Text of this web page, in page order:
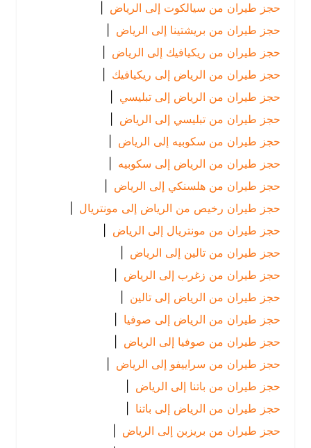
حجز طيران من سيالكوت إلى الرياض
|
حجز طيران من بريشتينا إلى الرياض
|
حجز طيران من ريكيافيك إلى الرياض
|
حجز طيران من الرياض إلى ريكيافيك |
حجز طيران من الرياض إلى تبليسي |
حجز طيران من تبليسي إلى الرياض
|
حجز طيران من سكوبيه إلى الرياض
|
حجز طيران من الرياض إلى سكوبيه |
حجز طيران من هلسنكي إلى الرياض
|
حجز طيران رخيص من الرياض إلى مونتريال |
حجز طيران من مونتريال إلى الرياض
|
حجز طيران من تالين إلى الرياض
|
حجز طيران من زغرب إلى الرياض
|
حجز طيران من الرياض إلى تالين
|
حجز طيران من الرياض إلى صوفيا
|
حجز طيران من صوفيا إلى الرياض
|
حجز طيران من سراييفو إلى الرياض
|
حجز طيران من باتنا إلى الرياض
|
حجز طيران من الرياض إلى باتنا |
حجز طيران من بريزبن إلى الرياض
|